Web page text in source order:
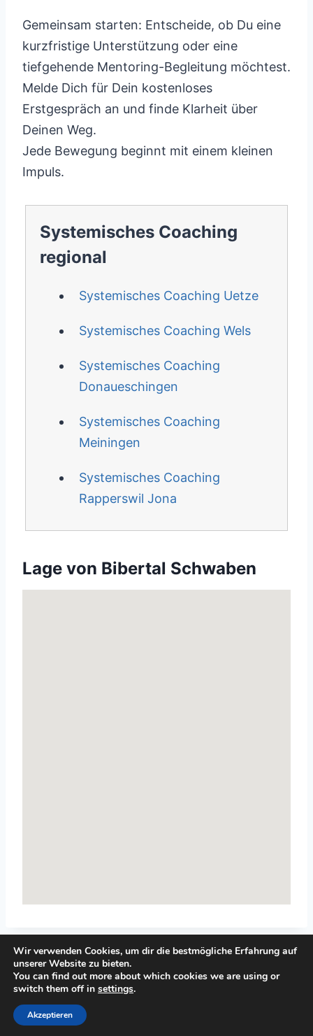
Gemeinsam starten: Entscheide, ob Du eine
kurzfristige Unterstützung oder eine
tiefgehende Mentoring-Begleitung möchtest.
Melde Dich für Dein kostenloses
Erstgespräch an und finde Klarheit über
Deinen Weg.
Jede Bewegung beginnt mit einem kleinen
Impuls.
Systemisches Coaching
regional
Systemisches Coaching Uetze
Systemisches Coaching Wels
Systemisches Coaching
Donaueschingen
Systemisches Coaching
Meiningen
Systemisches Coaching
Rapperswil Jona
Lage von Bibertal Schwaben
© 2026 Top-Systemisches-Coaching.de
Wir verwenden Cookies, um dir die bestmögliche Erfahrung auf
unserer Website zu bieten.
You can find out more about which cookies we are using or
switch them off in settings.
Akzeptieren